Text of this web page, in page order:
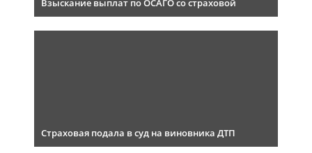
Взыскание выплат по ОСАГО со страховой
Страховая подала в суд на виновника ДТП